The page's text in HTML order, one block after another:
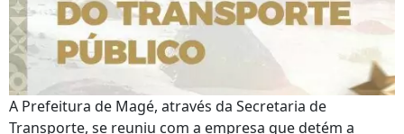
A Prefeitura de Magé, através da Secretaria de
Transporte, se reuniu com a empresa que detém a